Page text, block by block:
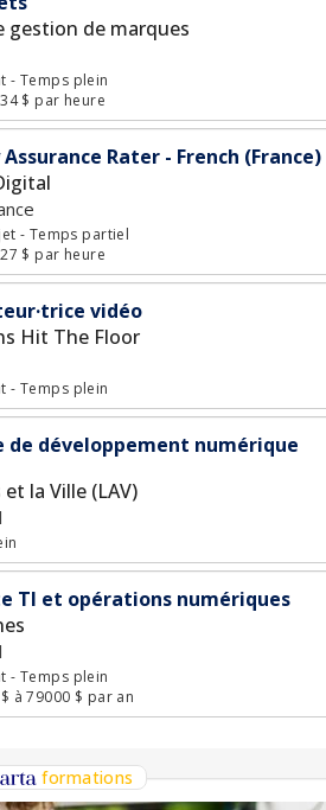
gestion de marques
- Temps plein
$ par heure
Rater - French (France)
- Temps partiel
$ par heure
vidéo
Hit The Floor
- Temps plein
de développement numérique
et la Ville (LAV)
TI et opérations numériques
- Temps plein
à 79000 $ par an
formations